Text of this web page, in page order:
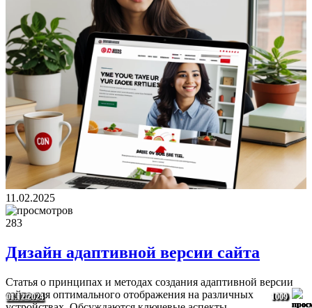
11.02.2025
283
Дизайн адаптивной версии сайта
Статья о принципах и методах создания адаптивной версии
сайта для оптимального отображения на различных
1765
29.01.2025 1751
14.12.2024 1616
29.01.2025 1059
08.12.2024 1009
01.12.2024